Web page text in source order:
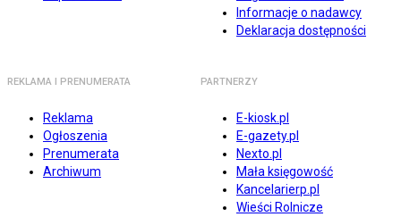
Informacje o nadawcy
Deklaracja dostępności
REKLAMA I PRENUMERATA
Reklama
Ogłoszenia
Prenumerata
Archiwum
PARTNERZY
E-kiosk.pl
E-gazety.pl
Nexto.pl
Mała księgowość
Kancelarierp.pl
Wieści Rolnicze